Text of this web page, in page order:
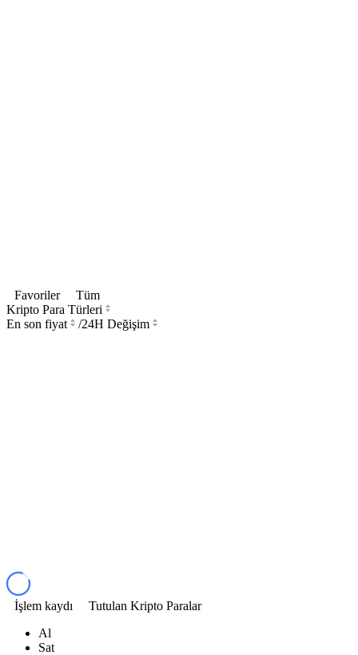
Favoriler
Tüm
Kripto Para Türleri
En son fiyat
/24H Değişim
İşlem kaydı
Tutulan Kripto Paralar
Al
Sat